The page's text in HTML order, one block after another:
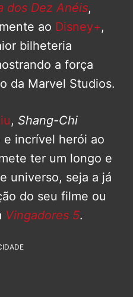
dos Dez Anéis,
ao Disney+,
bilheteria
a força
da Marvel Studios.
, Shang-Chi
incrível herói ao
ter um longo e
universo, seja a já
do seu filme ou
Vingadores 5.